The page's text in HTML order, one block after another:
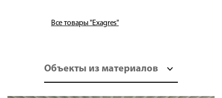
Все товары "Exagres"
Объекты из материалов